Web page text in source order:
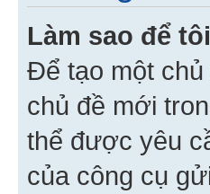
Làm sao để
Để tạo một
chủ đề mới
thể được yêu
của công cụ